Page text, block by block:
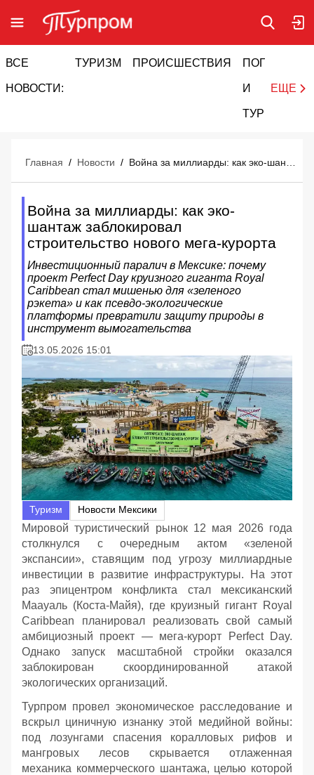
ВСЕ
НОВОСТИ:
ТУРИЗМ ПРОИСШЕСТВИЯ ПОГОДА
И
ТУРИЗМ
ЕЩЕ
Главная / Новости /
Война за миллиарды: как эко-
шантаж заблокировал
строительство нового мега-курорта
Инвестиционный паралич в Мексике: почему
проект Perfect Day круизного гиганта Royal
Caribbean стал мишенью для «зеленого
рэкета» и как псевдо-экологические
платформы превратили защиту природы в
инструмент вымогательства
13.05.2026 15:01
Туризм Новости Мексики
Мировой туристический рынок 12 мая 2026 года
столкнулся с очередным актом «зеленой
экспансии», ставящим под угрозу миллиардные
инвестиции в развитие инфраструктуры. На этот
раз эпицентром конфликта стал мексиканский
Маауаль (Коста-Майя), где круизный гигант Royal
Caribbean планировал реализовать свой самый
амбициозный проект — мега-курорт Perfect Day.
Однако запуск масштабной стройки оказался
заблокирован скоординированной атакой
экологических организаций.
Турпром провел экономическое расследование и
вскрыл циничную изнанку этой медийной войны:
под лозунгами спасения коралловых рифов и
мангровых лесов скрывается отлаженная
механика коммерческого шантажа, целью которой